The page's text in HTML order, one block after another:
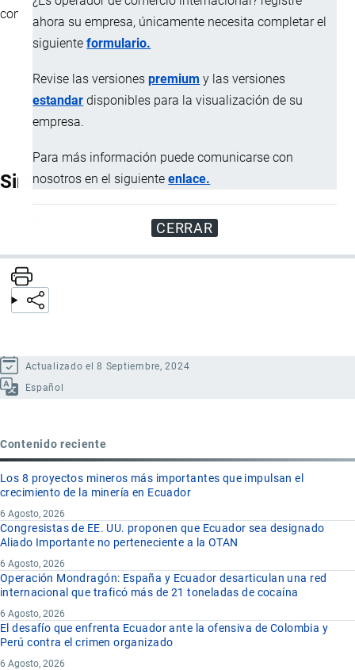
ahora su empresa, únicamente necesita completar el
siguienteformulario.
Revise las versionespremium y las versiones
estandar disponibles para la visualización de su
empresa.
Para más información puede comunicarse con
nosotros en el siguienteenlace.
CERRAR
como:
Precio.
Cantidad
Calidad.
Sinónimos
Notificación de conformidad
Actualizado el 8 Septiembre, 2024
Español
Contenido reciente
Los 8 proyectos mineros más importantes que impulsan el
crecimiento de la minería en Ecuador
6 Agosto, 2026
Congresistas de EE. UU. proponen que Ecuador sea designado
Aliado Importante no perteneciente a la OTAN
6 Agosto, 2026
Operación Mondragón: España y Ecuador desarticulan una red
internacional que traficó más de 21 toneladas de cocaína
6 Agosto, 2026
El desafío que enfrenta Ecuador ante la ofensiva de Colombia y
Perú contra el crimen organizado
6 Agosto, 2026